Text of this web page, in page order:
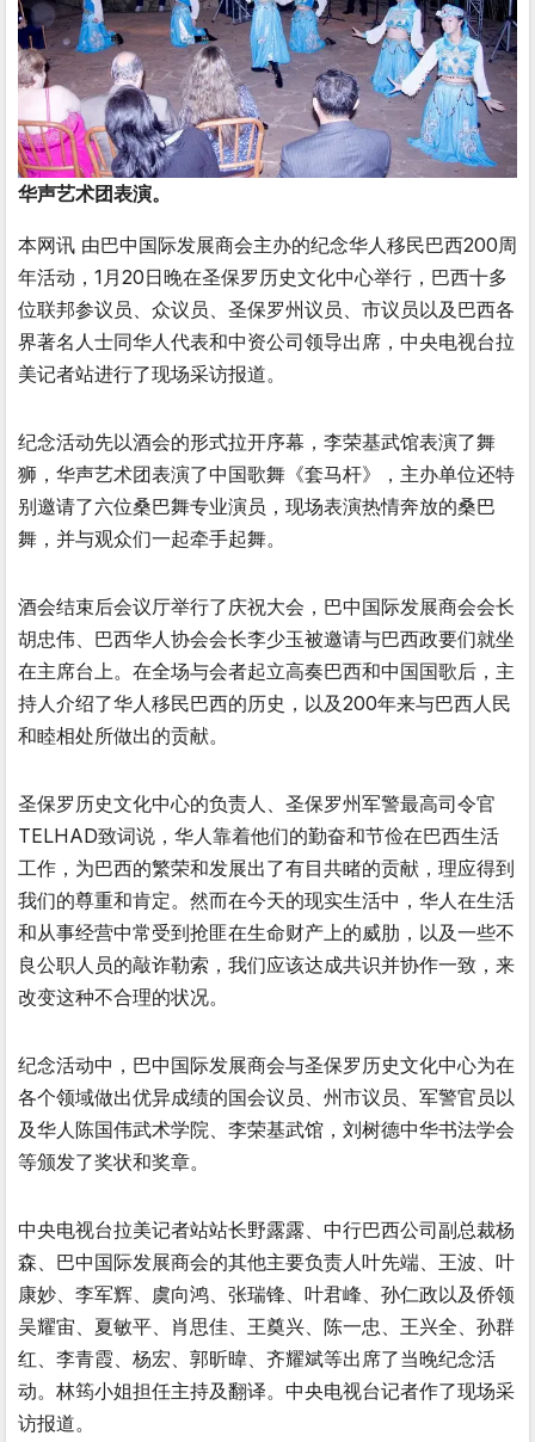
华声艺术团表演。
本网讯 由巴中国际发展商会主办的纪念华人移民巴西200周
年活动，1月20日晚在圣保罗历史文化中心举行，巴西十多
位联邦参议员、众议员、圣保罗州议员、市议员以及巴西各
界著名人士同华人代表和中资公司领导出席，中央电视台拉
美记者站进行了现场采访报道。
纪念活动先以酒会的形式拉开序幕，李荣基武馆表演了舞
狮，华声艺术团表演了中国歌舞《套马杆》，主办单位还特
别邀请了六位桑巴舞专业演员，现场表演热情奔放的桑巴
舞，并与观众们一起牵手起舞。
酒会结束后会议厅举行了庆祝大会，巴中国际发展商会会长
胡忠伟、巴西华人协会会长李少玉被邀请与巴西政要们就坐
在主席台上。在全场与会者起立高奏巴西和中国国歌后，主
持人介绍了华人移民巴西的历史，以及200年来与巴西人民
和睦相处所做出的贡献。
圣保罗历史文化中心的负责人、圣保罗州军警最高司令官
TELHAD致词说，华人靠着他们的勤奋和节俭在巴西生活
工作，为巴西的繁荣和发展出了有目共睹的贡献，理应得到
我们的尊重和肯定。然而在今天的现实生活中，华人在生活
和从事经营中常受到抢匪在生命财产上的威肋，以及一些不
良公职人员的敲诈勒索，我们应该达成共识并协作一致，来
改变这种不合理的状况。
纪念活动中，巴中国际发展商会与圣保罗历史文化中心为在
各个领域做出优异成绩的国会议员、州市议员、军警官员以
及华人陈国伟武术学院、李荣基武馆，刘树德中华书法学会
等颁发了奖状和奖章。
中央电视台拉美记者站站长野露露、中行巴西公司副总裁杨
森、巴中国际发展商会的其他主要负责人叶先端、王波、叶
康妙、李军辉、虞向鸿、张瑞锋、叶君峰、孙仁政以及侨领
吴耀宙、夏敏平、肖思佳、王奠兴、陈一忠、王兴全、孙群
红、李青霞、杨宏、郭昕暐、齐耀斌等出席了当晚纪念活
动。林筠小姐担任主持及翻译。中央电视台记者作了现场采
访报道。